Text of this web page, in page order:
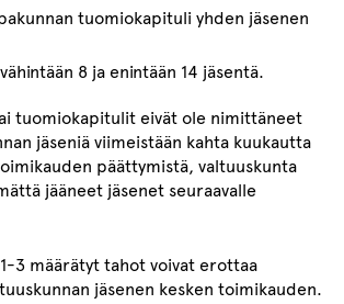
tuomiokapituli yhden jäsenen
8 ja enintään 14 jäsentä.
tuomiokapitulit eivät ole nimittäneet
jäseniä viimeistään kahta kuukautta
päättymistä, valtuuskunta
jääneet jäsenet seuraavalle
3 määrätyt tahot voivat erottaa
jäsenen kesken toimikauden.